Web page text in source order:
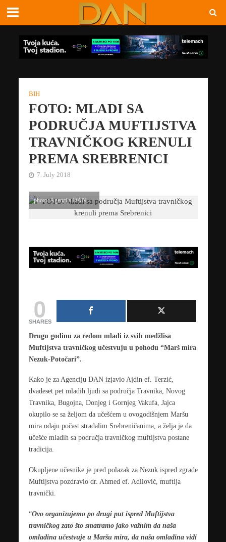
BIH
FOTO: MLADI SA
PODRUČJA MUFTIJSTVA
TRAVNIČKOG KRENULI
PREMA SREBRENICI
7. July 2018
photo: Agencija DAN
0
SHARES
Drugu godinu za redom mladi iz svih medžlisa
Muftijstva travničkog učestvuju u pohodu “Marš mira
Nezuk-Potočari”.
Kako je za Agenciju DAN izjavio Ajdin ef. Terzić,
dvadeset pet mladih ljudi sa područja Travnika, Novog
Travnika, Bugojna, Donjeg i Gornjeg Vakufa, Jajca
okupilo se sa željom da učešćem u ovogodišnjem Maršu
mira odaju počast stradalim Srebreničanima, a želja je da
učešće mladih sa područja travničkog muftijstva postane
tradicija.
Okupljene učesnike je pred polazak za Nezuk ispred zgrade
Muftijstva pozdravio dr. Ahmed ef. Adilović, muftija
travnički.
“Ovo organizujemo po drugi put ispred Muftijstva
travničkog zato što smatramo jako važnim da naša
omladina učestvuje u Maršu mira, da naša omladina vidi